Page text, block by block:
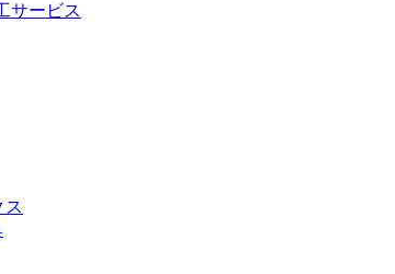
サービス
ス